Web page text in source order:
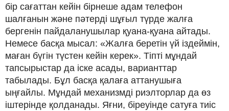
бір сағаттан кейін бірнеше адам телефон
шалғанын және пәтерді шұғыл түрде жалға
бергенін пайдаланушылар қуана-қуана айтады.
Немесе басқа мысал: «Жалға беретін үй іздеймін,
маған бүгін түстен кейін керек». Тіпті мұндай
тапсырыстар да іске асады, варианттар
табылады. Бұл басқа қалаға аттанушыға
ыңғайлы. Мұндай механизмді риэлторлар да өз
іштерінде қолданады. Яғни, біреуінде сатуға тиіс